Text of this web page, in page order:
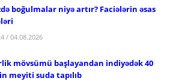
boğulmalar niyə artır? Faciələrin əsas
/ 04.08.2026
mövsümü başlayandan indiyədək 40
meyiti suda tapılıb